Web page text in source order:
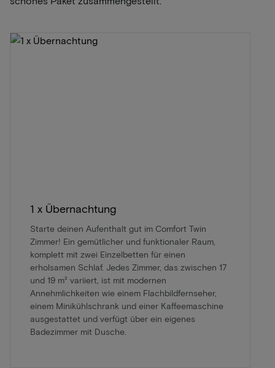
1 x Übernachtung
Starte deinen Aufenthalt gut im Comfort Twin
Zimmer! Ein gemütlicher und funktionaler Raum,
komplett mit zwei Einzelbetten für einen
erholsamen Schlaf. Jedes Zimmer, das zwischen 17
und 19 m² variiert, ist mit modernen
Annehmlichkeiten wie einem Flachbildfernseher,
einem Minikühlschrank und einer Kaffeemaschine
ausgestattet und verfügt über ein eigenes
Badezimmer mit Dusche.